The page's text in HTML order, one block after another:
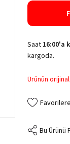
Saat 16:00'a
kargoda.
Ürünün
Bu Ürünü